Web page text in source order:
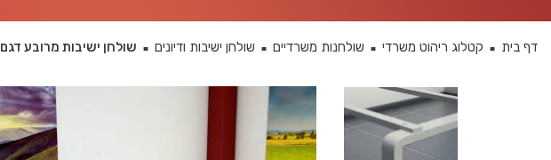
דף בית ■ קטלוג ריהוט משרדי ■ שולחנות משרדיים ■ שולחן ישיבות ודיונים ■ שולחן ישיבות מרובע דגם Moro Glass רגל שחורה זכוכית אפורה